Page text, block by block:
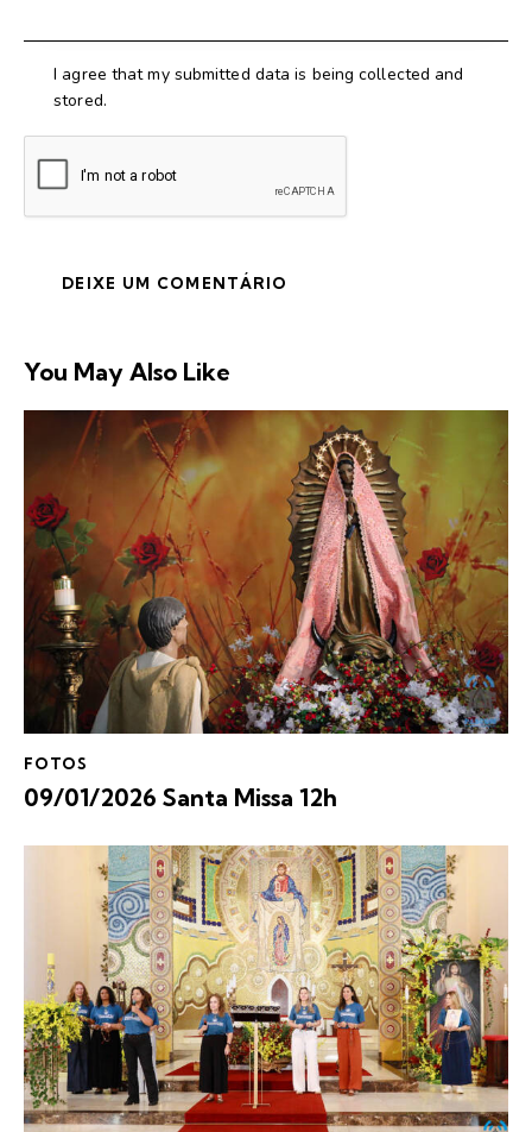
I agree that my submitted data is being collected and
stored.
You May Also Like
FOTOS
09/01/2026 Santa Missa 12h